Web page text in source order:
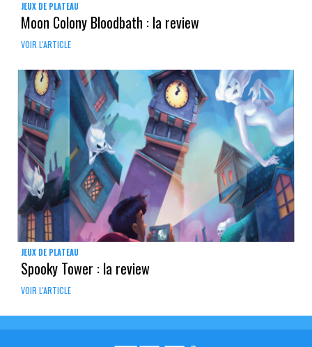
JEUX DE PLATEAU
Moon Colony Bloodbath : la review
VOIR L'ARTICLE
JEUX DE PLATEAU
Spooky Tower : la review
VOIR L'ARTICLE